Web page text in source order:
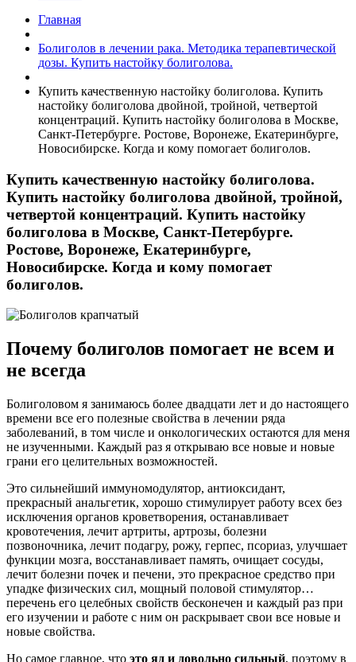
Главная
Болиголов в лечении рака. Методика терапевтической
дозы. Купить настойку болиголова.
Купить качественную настойку болиголова. Купить
настойку болиголова двойной, тройной, четвертой
концентраций. Купить настойку болиголова в Москве,
Санкт-Петербурге. Ростове, Воронеже, Екатеринбурге,
Новосибирске. Когда и кому помогает болиголов.
Купить качественную настойку болиголова.
Купить настойку болиголова двойной, тройной,
четвертой концентраций. Купить настойку
болиголова в Москве, Санкт-Петербурге.
Ростове, Воронеже, Екатеринбурге,
Новосибирске. Когда и кому помогает
болиголов.
Почему болиголов помогает не всем и
не всегда
Болиголовом я занимаюсь более двадцати лет и до настоящего
времени все его полезные свойства в лечении ряда
заболеваний, в том числе и онкологических остаются для меня
не изученными. Каждый раз я открываю все новые и новые
грани его целительных возможностей.
Это сильнейший иммуномодулятор, антиоксидант,
прекрасный анальгетик, хорошо стимулирует работу всех без
исключения органов кроветворения, останавливает
кровотечения, лечит артриты, артрозы, болезни
позвоночника, лечит подагру, рожу, герпес, псориаз, улучшает
функции мозга, восстанавливает память, очищает сосуды,
лечит болезни почек и печени, это прекрасное средство при
упадке физических сил, мощный половой стимулятор…
перечень его целебных свойств бесконечен и каждый раз при
его изучении и работе с ним он раскрывает свои все новые и
новые свойства.
Но самое главное, что это яд и довольно сильный, поэтому в